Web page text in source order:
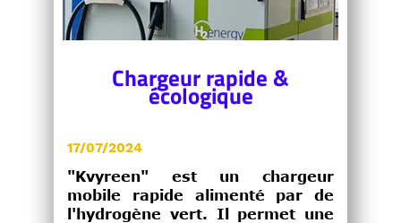
Chargeur rapide &
écologique
17/07/2024
"Kvyreen" est un chargeur
mobile rapide alimenté par de
l'hydrogène vert. Il permet une